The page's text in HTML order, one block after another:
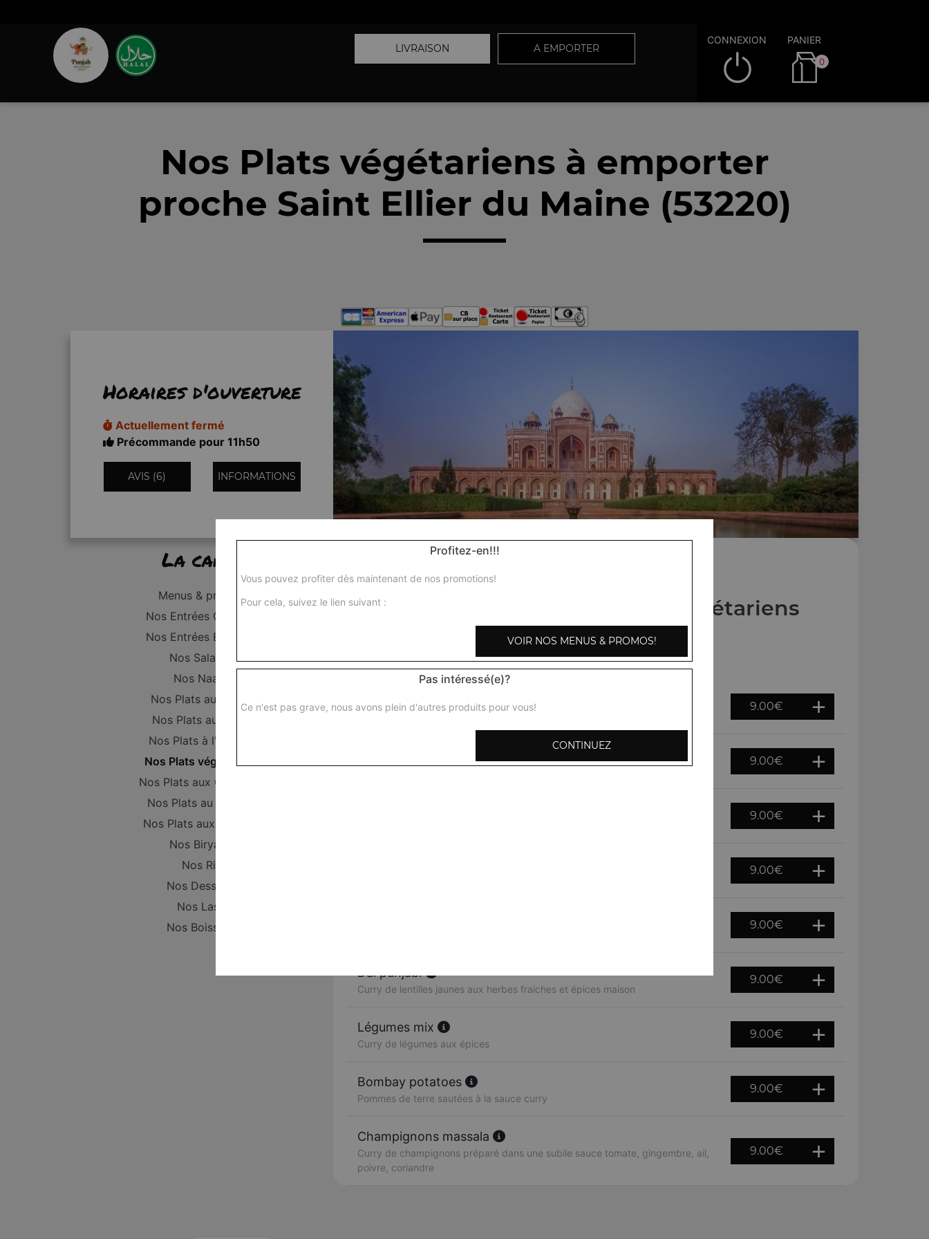
LIVRAISON A EMPORTER
CONNEXION PANIER
0
Nos Plats végétariens à emporter
proche Saint Ellier du Maine (53220)
Horaires d'ouverture
Actuellement fermé
Précommande pour 11h50
AVIS (6) INFORMATIONS
La carte
Menus & promos
Nos Entrées Grillades
Nos Entrées Beignets
Nos Salades
Nos Naans
Nos Plats au Poulet
Nos Plats au Boeuf
Nos Plats à l'Agneau
Nos Plats végétariens
Nos Plats aux Crevettes
Nos Plats au Poisson
Nos Plats aux Gambas
Nos Biryanis
Nos Riz
Nos Desserts
Nos Lassi
Nos Boissons
Nos Plats végétariens
Légumes préparés avec des amandes, noix de cajou, crème fraiche, épices
9.00€
9.00€
9.00€
9.00€
9.00€
Dal punjabi
Curry de lentilles jaunes aux herbes fraiches et épices maison
9.00€
Légumes mix
Curry de légumes aux épices
9.00€
Bombay potatoes
Pommes de terre sautées à la sauce curry
9.00€
Champignons massala
Curry de champignons préparé dans une subile sauce tomate, gingembre, ail,
poivre, coriandre
9.00€
Profitez-en!!!
Vous pouvez profiter dès maintenant de nos promotions!
Pour cela, suivez le lien suivant :
VOIR NOS MENUS & PROMOS!
Pas intéressé(e)?
Ce n'est pas grave, nous avons plein d'autres produits pour vous!
CONTINUEZ